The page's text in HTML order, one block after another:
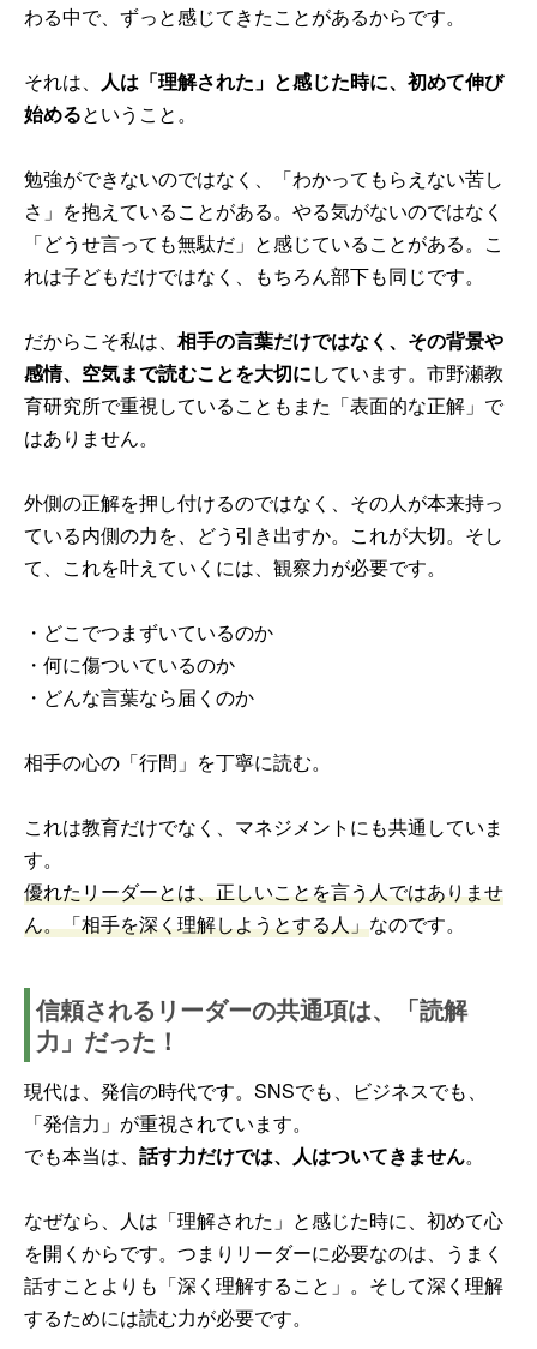
わる中で、ずっと感じてきたことがあるからです。
それは、
人は「理解された」と感じた時に、初めて伸び
始めるということ。
勉強ができないのではなく、「わかってもらえない苦し
さ」を抱えていることがある。やる気がないのではなく
「どうせ言っても無駄だ」と感じていることがある。こ
れは子どもだけではなく、もちろん部下も同じです。
だからこそ私は、 相手の言葉だけではなく、その背景や
感情、空気まで読むことを大切にしています。市野瀬教
育研究所で重視していることもまた「表面的な正解」で
はありません。
外側の正解を押し付けるのではなく、その人が本来持っ
ている内側の力を、どう引き出すか。これが大切。そし
て、これを叶えていくには、観察力が必要です。
・どこでつまずいているのか
・何に傷ついているのか
・どんな言葉なら届くのか
相手の心の「行間」を丁寧に読む。
これは教育だけでなく、マネジメントにも共通していま
す。
優れたリーダーとは、正しいことを言う人ではありませ
ん。「相手を深く理解しようとする人」なのです。
信頼されるリーダーの共通項は、「読解
力」だった！
現代は、発信の時代です。SNSでも、ビジネスでも、
「発信力」が重視されています。
でも本当は、 話す力だけでは、人はついてきません。
なぜなら、人は「理解された」と感じた時に、初めて心
を開くからです。つまりリーダーに必要なのは、うまく
話すことよりも「深く理解すること」。そして深く理解
するためには読む力が必要です。